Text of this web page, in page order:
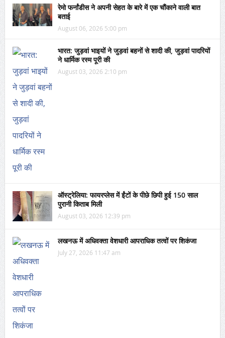
रेमो फर्नांडीस ने अपनी सेहत के बारे में एक चौंकाने वाली बात
बताई
August 06, 2026 5:00 pm
भारत: जुड़वां भाइयों ने जुड़वां बहनों से शादी की, जुड़वां पादरियों
ने धार्मिक रस्म पूरी की
August 03, 2026 2:10 pm
ऑस्ट्रेलिया: फायरप्लेस में ईंटों के पीछे छिपी हुई 150 साल
पुरानी किताब मिली
August 03, 2026 12:39 pm
लखनऊ में अधिवक्ता वेशधारी आपराधिक तत्वों पर शिकंजा
July 27, 2026 11:47 am